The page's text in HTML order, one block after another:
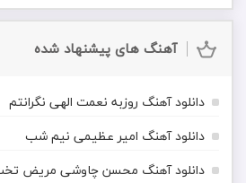
آهنگ های پیشنهاد شده
دانلود آهنگ روزبه نعمت الهی نگرانتم
دانلود آهنگ امیر عظیمی نیم شب
دانلود آهنگ محسن چاوشی مریض